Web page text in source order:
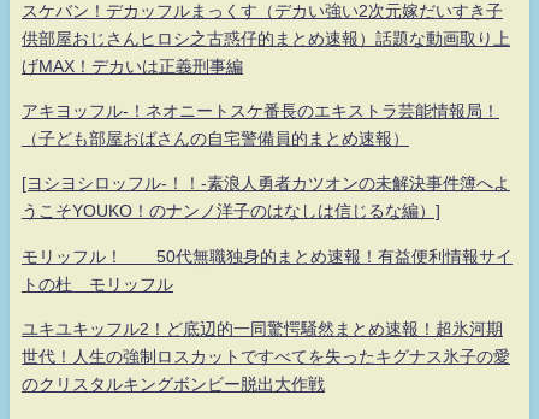
スケバン！デカッフルまっくす（デカい強い2次元嫁だいすき子
供部屋おじさんヒロシ之古惑仔的まとめ速報）話題な動画取り上
げMAX！デカいは正義刑事編
アキヨッフル-！ネオニートスケ番長のエキストラ芸能情報局！
（子ども部屋おばさんの自宅警備員的まとめ速報）
[ヨシヨシロッフル-！！-素浪人勇者カツオンの未解決事件簿へよ
うこそYOUKO！のナンノ洋子のはなしは信じるな編）]
モリッフル！ 50代無職独身的まとめ速報！有益便利情報サイ
トの杜 モリッフル
ユキユキッフル2！ど底辺的一同驚愕騒然まとめ速報！超氷河期
世代！人生の強制ロスカットですべてを失ったキグナス氷子の愛
のクリスタルキングボンビー脱出大作戦